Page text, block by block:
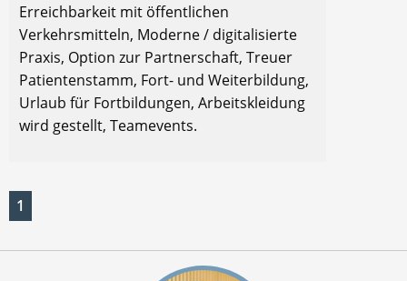
Erreichbarkeit mit öffentlichen
Verkehrsmitteln, Moderne / digitalisierte
Praxis, Option zur Partnerschaft, Treuer
Patientenstamm, Fort- und Weiterbildung,
Urlaub für Fortbildungen, Arbeitskleidung
wird gestellt, Teamevents.
1